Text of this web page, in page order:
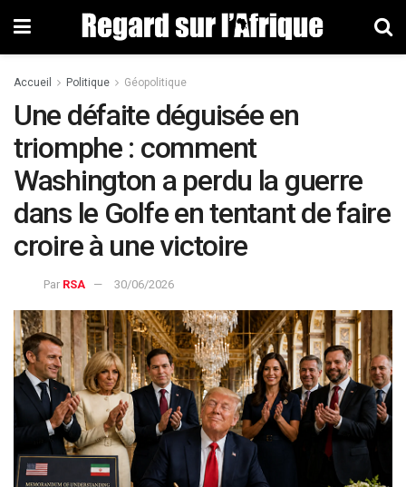
Accueil Politique Géopolitique
Une défaite déguisée en
triomphe : comment
Washington a perdu la guerre
dans le Golfe en tentant de faire
croire à une victoire
Par RSA 30/06/2026